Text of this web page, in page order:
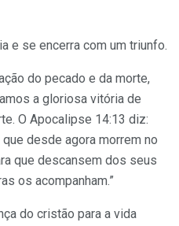
e se encerra com um triunfo.
do pecado e da morte,
a gloriosa vitória de
O Apocalipse 14:13 diz:
desde agora morrem no
que descansem dos seus
os acompanham.”
do cristão para a vida